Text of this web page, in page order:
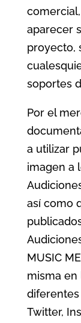
aparecer
proyecto,
soportes
Por el
a utilizar
imagen a
así como
MUSIC
misma en
diferentes
Twitter,